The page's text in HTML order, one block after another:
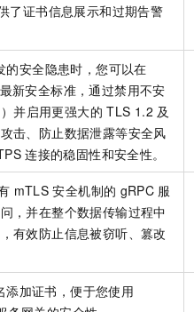
了证书信息展示和过期告警
的安全隐患时，您可以在
新安全标准，通过禁用不安
并启用更强大的 TLS 1.2 及
击、防止数据泄露等安全风
连接的稳固性和安全性。
mTLS 安全机制的 gRPC 服
，并在整个数据传输过程中
有效防止信息被窃听、篡改
加证书，便于您使用